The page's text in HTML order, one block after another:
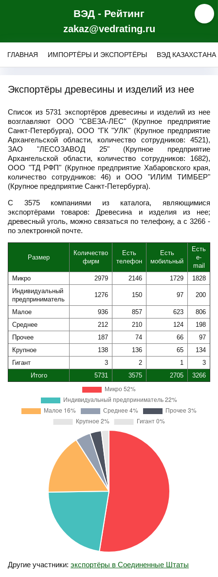
ВЭД - Рейтинг
zakaz@vedrating.ru
ГЛАВНАЯ ИМПОРТЁРЫ И ЭКСПОРТЁРЫ ВЭД КАЗАХСТАНА
Экспортёры древесины и изделий из нее
Список из 5731 экспортёров древесины и изделий из нее
возглавляют ООО "СВЕЗА-ЛЕС" (Крупное предприятие
Санкт-Петербурга), ООО "ГК "УЛК" (Крупное предприятие
Архангельской области, количество сотрудников: 4521),
ЗАО "ЛЕСОЗАВОД 25" (Крупное предприятие
Архангельской области, количество сотрудников: 1682),
ООО "ТД РФП" (Крупное предприятие Хабаровского края,
количество сотрудников: 46) и ООО "ИЛИМ ТИМБЕР"
(Крупное предприятие Санкт-Петербурга).
С 3575 компаниями из каталога, являющимися
экспортёрами товаров: Древесина и изделия из нее;
древесный уголь, можно связаться по телефону, а с 3266 -
по электронной почте.
Размер
Количество
фирм
Есть
телефон
Есть
мобильный
Есть
e-
mail
Микро
2979 2146 1729
1828
Индивидуальный
предприниматель
1276 150 97 200
Малое 936 857 623
806
Среднее
212 210 124
198
Прочее
187 74 66
97
Крупное
138 136 65
134
Гигант
3 2 1
3
Итого
5731 3575 2705 3266
Другие участники: экспортёры в Соединенные Штаты